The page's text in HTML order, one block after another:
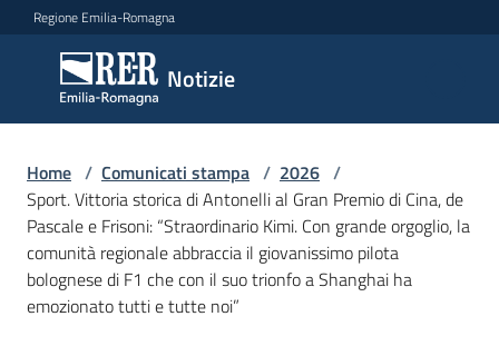
Vai al contenuto
Vai alla navigazione
Vai al footer
Regione Emilia-Romagna
Notizie
Notizie
Comunicati
stampa
Menu selezionato
Cerca
un
comunicato
Home / Comunicati stampa / 2026 /
Sport. Vittoria storica di Antonelli al Gran Premio di Cina, de
Pascale e Frisoni: “Straordinario Kimi. Con grande orgoglio, la
comunità regionale abbraccia il giovanissimo pilota
bolognese di F1 che con il suo trionfo a Shanghai ha
emozionato tutti e tutte noi”